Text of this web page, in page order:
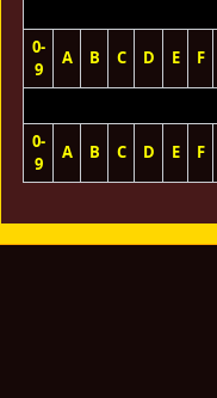
0-
9
A B C D E F
0-
9
A B C D E F